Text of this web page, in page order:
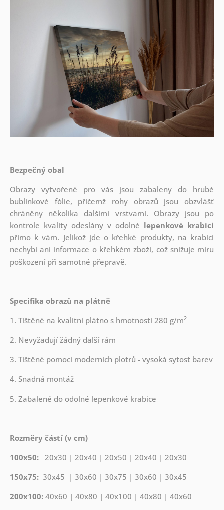
Bezpečný obal
Obrazy vytvořené pro vás jsou zabaleny do hrubé
bublinkové fólie, přičemž rohy obrazů jsou obzvlášť
chráněny několika dalšími vrstvami. Obrazy jsou po
kontrole kvality odeslány v odolné lepenkové krabici
přímo k vám. Jelikož jde o křehké produkty, na krabici
nechybí ani informace o křehkém zboží, což snižuje míru
poškození při samotné přepravě.
Specifika obrazů na plátně
1. Tištěné na kvalitní plátno s hmotností 280 g/m2
2. Nevyžadují žádný další rám
3. Tištěné pomocí moderních plotrů - vysoká sytost barev
4. Snadná montáž
5. Zabalené do odolné lepenkové krabice
Rozměry částí (v cm)
100x50: 20x30 | 20x40 | 20x50 | 20x40 | 20x30
150x75: 30x45 | 30x60 | 30x75 | 30x60 | 30x45
200x100: 40x60 | 40x80 | 40x100 | 40x80 | 40x60